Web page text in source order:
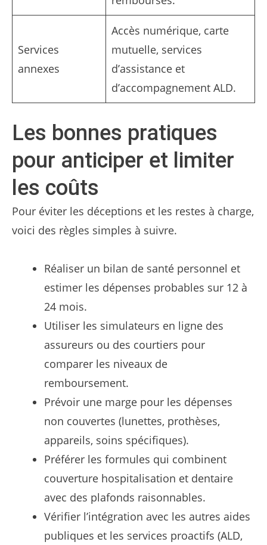
Services
annexes
Accès numérique, carte
mutuelle, services
d’assistance et
d’accompagnement ALD.
Les bonnes pratiques
pour anticiper et limiter
les coûts
Pour éviter les déceptions et les restes à charge,
voici des règles simples à suivre.
Réaliser un bilan de santé personnel et
estimer les dépenses probables sur 12 à
24 mois.
Utiliser les simulateurs en ligne des
assureurs ou des courtiers pour
comparer les niveaux de
remboursement.
Prévoir une marge pour les dépenses
non couvertes (lunettes, prothèses,
appareils, soins spécifiques).
Préférer les formules qui combinent
couverture hospitalisation et dentaire
avec des plafonds raisonnables.
Vérifier l’intégration avec les autres aides
publiques et les services proactifs (ALD,